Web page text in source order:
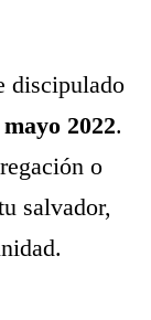
discipulado
2022.
o
salvador,